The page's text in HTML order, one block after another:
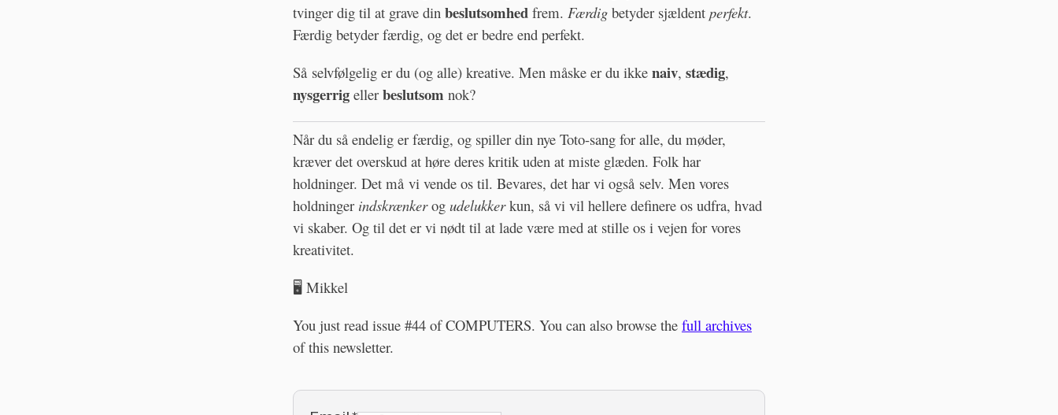
tvinger dig til at grave din beslutsomhed frem. Færdig betyder sjældent perfekt.
Færdig betyder færdig, og det er bedre end perfekt.
Så selvfølgelig er du (og alle) kreative. Men måske er du ikke naiv, stædig,
nysgerrig eller beslutsom nok?
Når du så endelig er færdig, og spiller din nye Toto-sang for alle, du møder,
kræver det overskud at høre deres kritik uden at miste glæden. Folk har
holdninger. Det må vi vende os til. Bevares, det har vi også selv. Men vores
holdninger indskrænkerog udelukkerkun, så vi vil hellere definere os udfra, hvad
vi skaber. Og til det er vi nødt til at lade være med at stille os i vejen for vores
kreativitet.
🖥 Mikkel
You just read issue #44 of COMPUTERS. You can also browse the full archives
of this newsletter.